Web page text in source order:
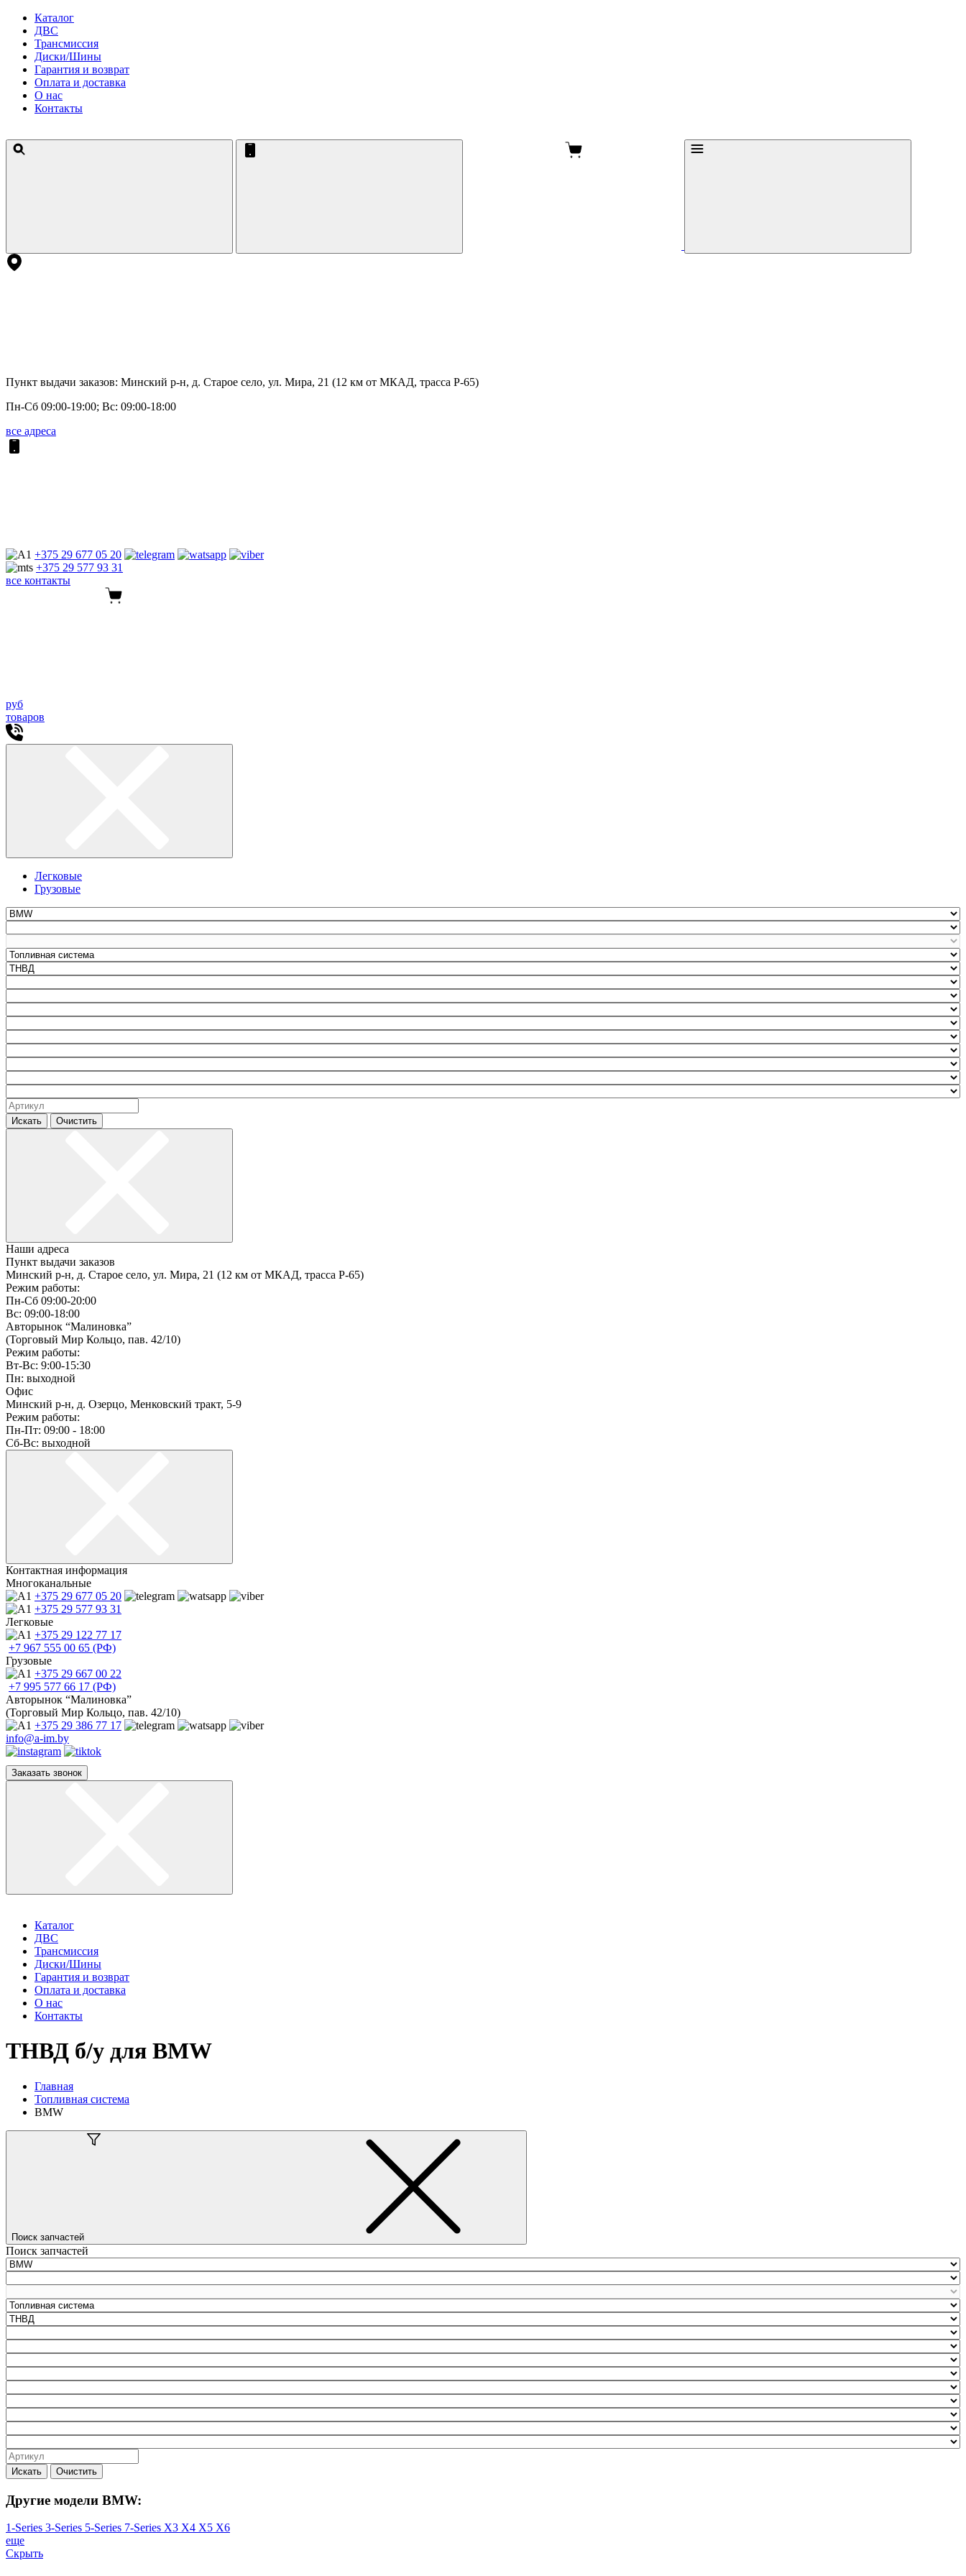
Каталог
ДВС
Трансмиссия
Диски/Шины
Гарантия и возврат
Оплата и доставка
О нас
Контакты
Пункт выдачи заказов: Минский р-н, д. Старое село, ул. Мира, 21 (12 км от МКАД, трасса P-65)
Пн-Сб 09:00-19:00; Вс: 09:00-18:00
все адреса
+375 29 677 05 20
+375 29 577 93 31
все контакты
руб
товаров
Легковые
Грузовые
Искать Очистить
Наши адреса
Пункт выдачи заказов
Минский р-н, д. Старое село, ул. Мира, 21 (12 км от МКАД, трасса P-65)
Режим работы:
Пн-Сб 09:00-20:00
Вс: 09:00-18:00
Авторынок “Малиновка”
(Торговый Мир Кольцо, пав. 42/10)
Режим работы:
Вт-Вс: 9:00-15:30
Пн: выходной
Офис
Минский р-н, д. Озерцо, Менковский тракт, 5-9
Режим работы:
Пн-Пт: 09:00 - 18:00
Сб-Вс: выходной
Контактная информация
Многоканальные
+375 29 677 05 20
+375 29 577 93 31
Легковые
+375 29 122 77 17
+7 967 555 00 65 (РФ)
Грузовые
+375 29 667 00 22
+7 995 577 66 17 (РФ)
Авторынок “Малиновка”
(Торговый Мир Кольцо, пав. 42/10)
+375 29 386 77 17
info@a-im.by
Заказать звонок
Каталог
ДВС
Трансмиссия
Диски/Шины
Гарантия и возврат
Оплата и доставка
О нас
Контакты
ТНВД б/у для BMW
Главная
Топливная система
BMW
Поиск запчастей
Поиск запчастей
Искать Очистить
Другие модели BMW:
1-Series 3-Series 5-Series 7-Series X3 X4 X5 X6
еще
Скрыть